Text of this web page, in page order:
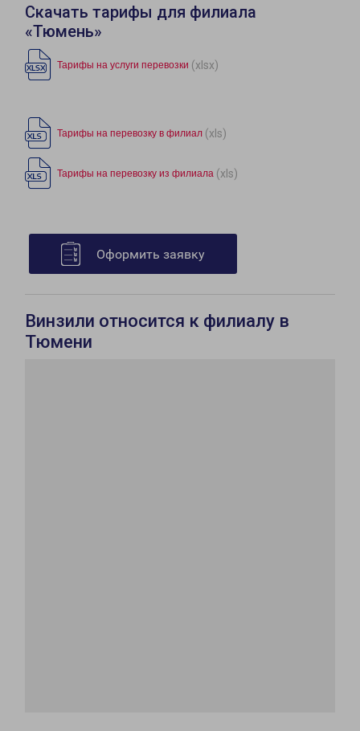
Скачать тарифы для филиала
«Тюмень»
Тарифы на услуги перевозки (xlsx)
Тарифы на перевозку в филиал (xls)
Тарифы на перевозку из филиала (xls)
Оформить заявку
Винзили относится к филиалу в
Тюмени